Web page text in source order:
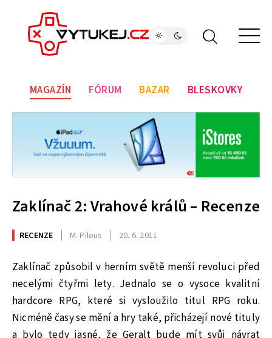
MAGAZÍN FÓRUM BAZAR BLESKOVKY
Zaklínač 2: Vrahové králů – Recenze
RECENZE M. Pilous 20. 6. 2011
Zaklínač způsobil v herním světě menší revoluci před
necelými čtyřmi lety. Jednalo se o vysoce kvalitní
hardcore RPG, které si vysloužilo titul RPG roku.
Nicméně časy se mění a hry také, přicházejí nové tituly
a bylo tedy jasné, že Geralt bude mít svůj návrat